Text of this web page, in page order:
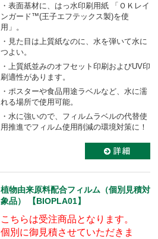
・表面基材に、はっ水印刷用紙 「ＯＫレイ
ンガード™(王子エフテックス製)を使
用」。
・見た目は上質紙なのに、水を弾いて水に
つよい。
・上質紙並みのオフセット印刷およびUV印
刷適性があります。
・ポスターや食品用途ラベルなど、水に濡
れる場所で使用可能。
・水に強いので、フィルムラベルの代替使
用推進でフィルム使用削減の環境対策に！
植物由来原料配合フィルム（個別見積対
象品） 【BIOPLA01】
こちらは受注商品となります。
個別に御見積させていただきま